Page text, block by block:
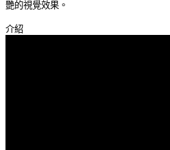
艷的視覺效果。